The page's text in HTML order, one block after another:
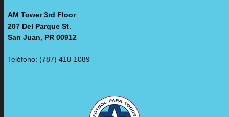
AM Tower 3rd Floor
207 Del Parque St.
San Juan, PR 00912
Teléfono: (787) 418-1089